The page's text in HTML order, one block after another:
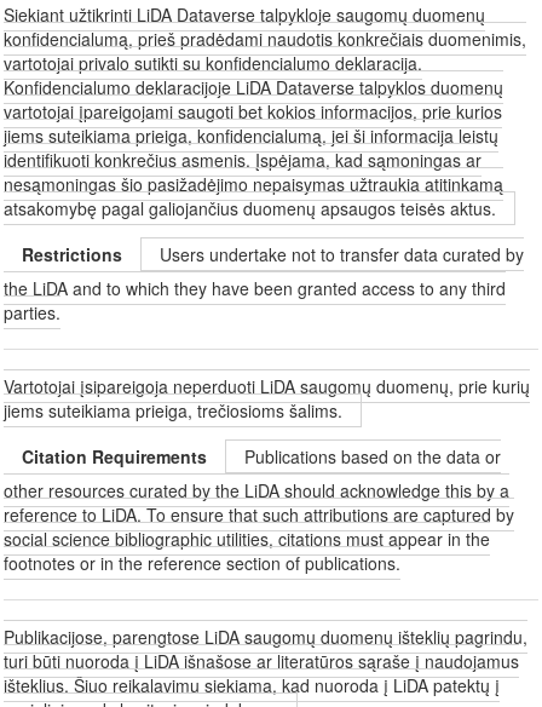
Siekiant užtikrinti LiDA Dataverse talpykloje saugomų duomenų
konfidencialumą, prieš pradėdami naudotis konkrečiais duomenimis,
vartotojai privalo sutikti su konfidencialumo deklaracija.
Konfidencialumo deklaracijoje LiDA Dataverse talpyklos duomenų
vartotojai įpareigojami saugoti bet kokios informacijos, prie kurios
jiems suteikiama prieiga, konfidencialumą, jei ši informacija leistų
identifikuoti konkrečius asmenis. Įspėjama, kad sąmoningas ar
nesąmoningas šio pasižadėjimo nepaisymas užtraukia atitinkamą
atsakomybę pagal galiojančius duomenų apsaugos teisės aktus.
Restrictions
Users undertake not to transfer data curated by
the LiDA and to which they have been granted access to any third
parties.
Vartotojai įsipareigoja neperduoti LiDA saugomų duomenų, prie kurių
jiems suteikiama prieiga, trečiosioms šalims.
Citation Requirements
Publications based on the data or
other resources curated by the LiDA should acknowledge this by a
reference to LiDA. To ensure that such attributions are captured by
social science bibliographic utilities, citations must appear in the
footnotes or in the reference section of publications.
Publikacijose, parengtose LiDA saugomų duomenų išteklių pagrindu,
turi būti nuoroda į LiDA išnašose ar literatūros sąraše į naudojamus
išteklius. Šiuo reikalavimu siekiama, kad nuoroda į LiDA patektų į